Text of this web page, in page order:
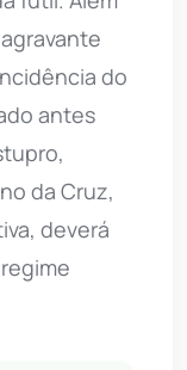
do
antes
da Cruz,
deverá